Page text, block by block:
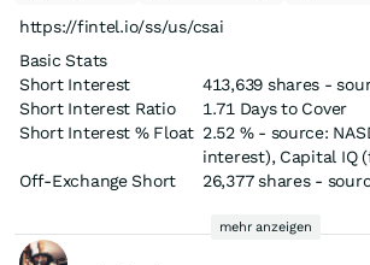
https://fintel.io/ss/us/csai
Basic Stats
Short Interest
413,639 shares -
Short Interest Ratio
1.71 Days to Cover
Short Interest % Float 2.52 % - source:
Off-Exchange Short
26,377 shares -
Volume Ratio
52.42 % - source:
mehr anzeigen